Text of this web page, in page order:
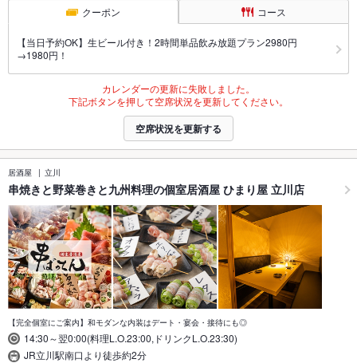
クーポン コース
【当日予約OK】生ビール付き！2時間単品飲み放題プラン2980円
→1980円！
カレンダーの更新に失敗しました。
下記ボタンを押して空席状況を更新してください。
空席状況を更新する
居酒屋 立川
串焼きと野菜巻きと九州料理の個室居酒屋 ひまり屋 立川店
【完全個室にご案内】和モダンな内装はデート・宴会・接待にも◎
14:30～翌0:00(料理L.O.23:00,ドリンクL.O.23:30)
JR立川駅南口より徒歩約2分